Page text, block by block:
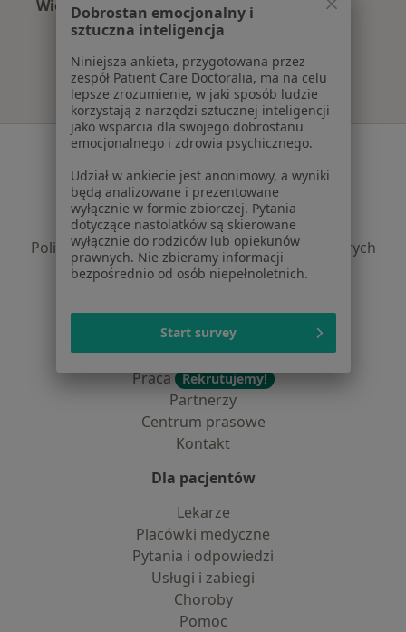
Więcej (10)
Więcej w kategorii: Najczęście leczone
Serwis
Regulamin
Polityka prywatności pacjentów
Polityka prywatności profesjonalistów
Polityka prywatności dla profesjonalistów, których
dane pozyskaliśmy samodzielnie
Jak działają wyniki wyszukiwania
Dostępność
O nas
Praca Rekrutujemy!
Partnerzy
Centrum prasowe
Kontakt
Dla pacjentów
Lekarze
Placówki medyczne
Pytania i odpowiedzi
Usługi i zabiegi
Choroby
Pomoc
Dobrostan emocjonalny i
sztuczna inteligencja
Niniejsza ankieta, przygotowana przez
zespół Patient Care Doctoralia, ma na celu
lepsze zrozumienie, w jaki sposób ludzie
korzystają z narzędzi sztucznej inteligencji
jako wsparcia dla swojego dobrostanu
emocjonalnego i zdrowia psychicznego.
Udział w ankiecie jest anonimowy, a wyniki
będą analizowane i prezentowane
wyłącznie w formie zbiorczej. Pytania
dotyczące nastolatków są skierowane
wyłącznie do rodziców lub opiekunów
prawnych. Nie zbieramy informacji
bezpośrednio od osób niepełnoletnich.
Start survey